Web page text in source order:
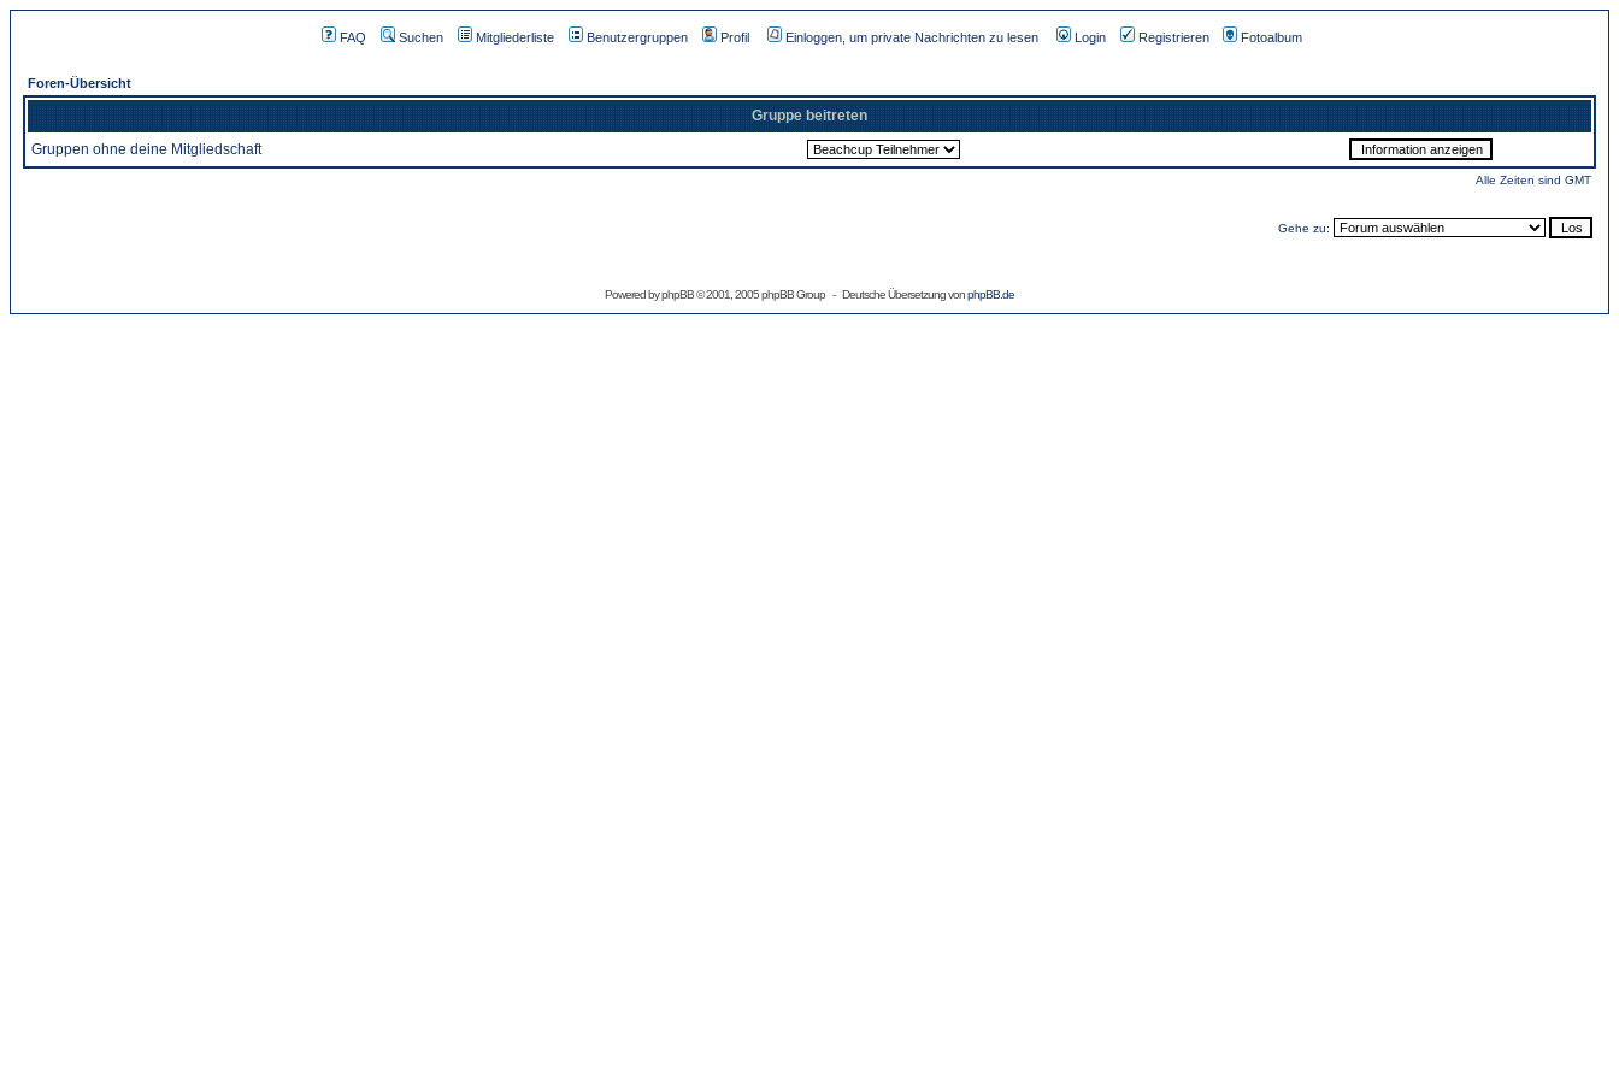
FAQ Suchen Mitgliederliste Benutzergruppen Profil Einloggen, um private Nachrichten zu lesen Login Registrieren Fotoalbum
Foren-Übersicht
Gruppe beitreten
Gruppen ohne deine Mitgliedschaft
Alle Zeiten sind GMT
Gehe zu:
Powered byphpBB© 2001, 2005 phpBB Group - Deutsche Übersetzung vonphpBB.de